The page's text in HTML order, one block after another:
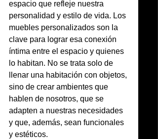
espacio que refleje nuestra
personalidad y estilo de vida. Los
muebles personalizados son la
clave para lograr esa conexión
íntima entre el espacio y quienes
lo habitan. No se trata solo de
llenar una habitación con objetos,
sino de crear ambientes que
hablen de nosotros, que se
adapten a nuestras necesidades
y que, además, sean funcionales
y estéticos.